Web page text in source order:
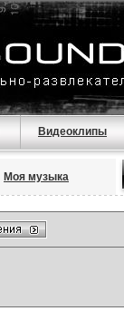
Видеоклипы
Моя музыка